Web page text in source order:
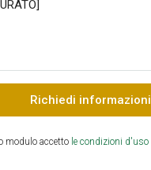
Richiedi informazioni
modulo accetto le condizioni d'uso